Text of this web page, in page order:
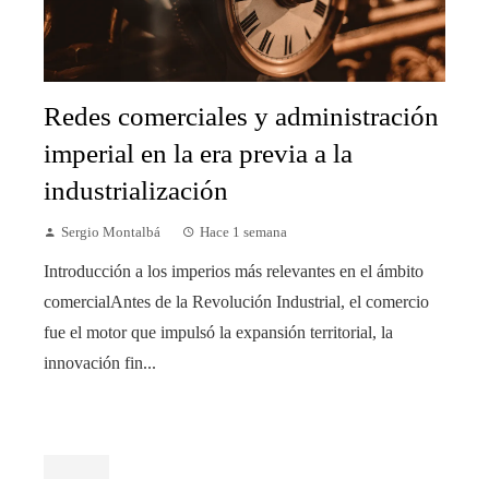
Redes comerciales y administración
imperial en la era previa a la
industrialización
Sergio Montalbá Hace 1 semana
Introducción a los imperios más relevantes en el ámbito
comercialAntes de la Revolución Industrial, el comercio
fue el motor que impulsó la expansión territorial, la
innovación fin...